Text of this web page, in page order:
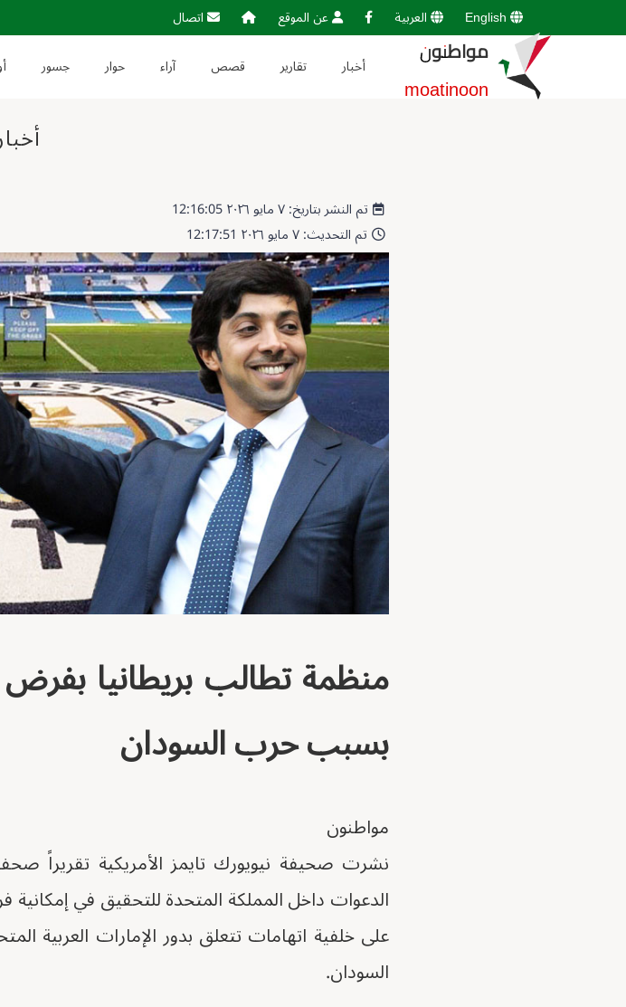
English العربية عن الموقع اتصال
مواطنون
moatinoon
أخبار تقارير قصص آراء حوار جسور
تم النشر بتاريخ: ٧ مايو ٢٠٢٦ 12:16:05
تم التحديث: ٧ مايو ٢٠٢٦ 12:17:51
منظمة تطالب بريطانيا
بسبب حرب السودان
مواطنون
نشرت صحيفة نيويورك تايمز الأمريكية تقريراً
الدعوات داخل المملكة المتحدة للتحقيق في
على خلفية اتهامات تتعلق بدور الإمارات العربية
السودان.